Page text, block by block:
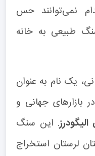
نمی‌توانند حس
طبیعی به خانه
یک نام به عنوان
جهانی و
. این سنگ
لرستان استخراج